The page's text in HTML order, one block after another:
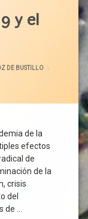
y el
DE BUSTILLO
de la
efectos
de
de la
crisis
del
…